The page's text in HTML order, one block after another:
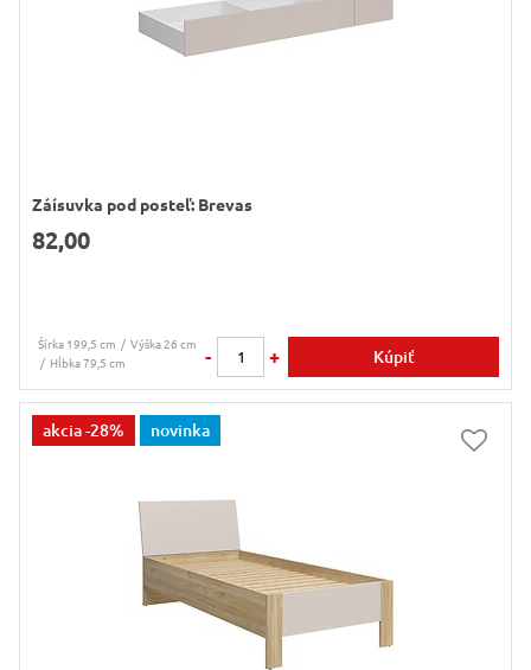
Záísuvka pod posteľ: Brevas
82,00
Šírka 199,5 cm
Výška 26 cm
Hĺbka 79,5 cm
- + Kúpiť
akcia-28% novinka